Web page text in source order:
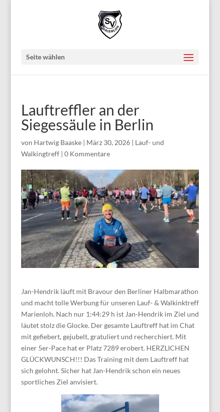
Seite wählen
Lauftreffler an der
Siegessäule in Berlin
von Hartwig Baaske| März 30, 2026| Lauf- und
Walkingtreff| 0 Kommentare
Jan-Hendrik läuft mit Bravour den Berliner Halbmarathon
und macht tolle Werbung für unseren Lauf- & Walkinktreff
Marienloh. Nach nur 1:44:29 h ist Jan-Hendrik im Ziel und
läutet stolz die Glocke. Der gesamte Lauftreff hat im Chat
mit gefiebert, gejubelt, gratuliert und recherchiert. Mit
einer 5er-Pace hat er Platz 7289 erobert. HERZLICHEN
GLÜCKWUNSCH!!! Das Training mit dem Lauftreff hat
sich gelohnt. Sicher hat Jan-Hendrik schon ein neues
sportliches Ziel anvisiert.